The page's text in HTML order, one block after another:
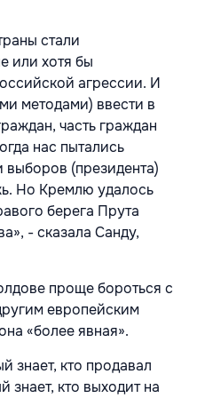
стали
или хотя бы
агрессии. И
методами) ввести в
часть граждан
нас пытались
(президента)
Но Кремлю удалось
берега Прута
- сказала Санду,
проще бороться с
европейским
«более явная».
знает, кто продавал
кто выходит на